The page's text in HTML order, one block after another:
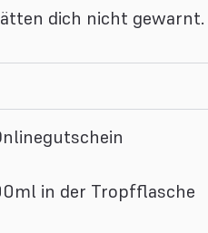
dich nicht gewarnt.
in der Tropfflasche